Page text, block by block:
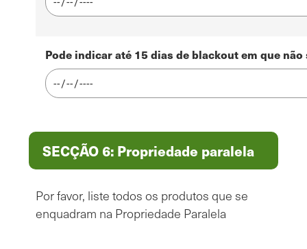
Pode indicar até 15 dias de blackout em que
SECÇÃO 6: Propriedade paralela
Por favor, liste todos os produtos que se
enquadram na Propriedade Paralela